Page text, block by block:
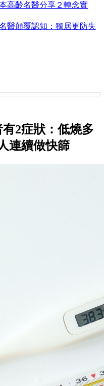
高齡名醫分享２轉念實
醫顛覆認知：獨居更防失
2症狀：低燒多
連續做快篩